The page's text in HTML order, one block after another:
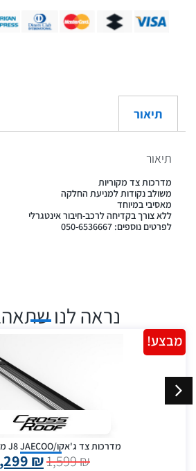
תיאור
תיאור
מדרכות צד מקוריות
משולב נקודות למניעת החלקה
מאסיבי במיוחד
ללא צורך בקדיחה לרכב-חיבור אינטגרלי
לפרטים נוספים: 050-6536667
נראה לנו
מדרכות צד ג'אקו/J8 JAECOO מעל 24 -UP
1,599₪
₪
מבצע!